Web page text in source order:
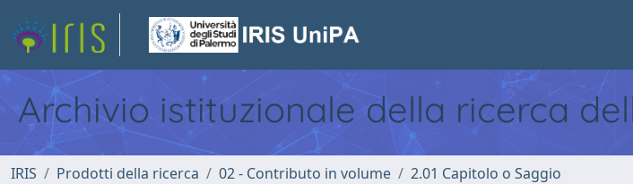
Archivio istituzionale della ricerca
IRIS Prodotti della ricerca 02 - Contributo in volume 2.01 Capitolo o Saggio